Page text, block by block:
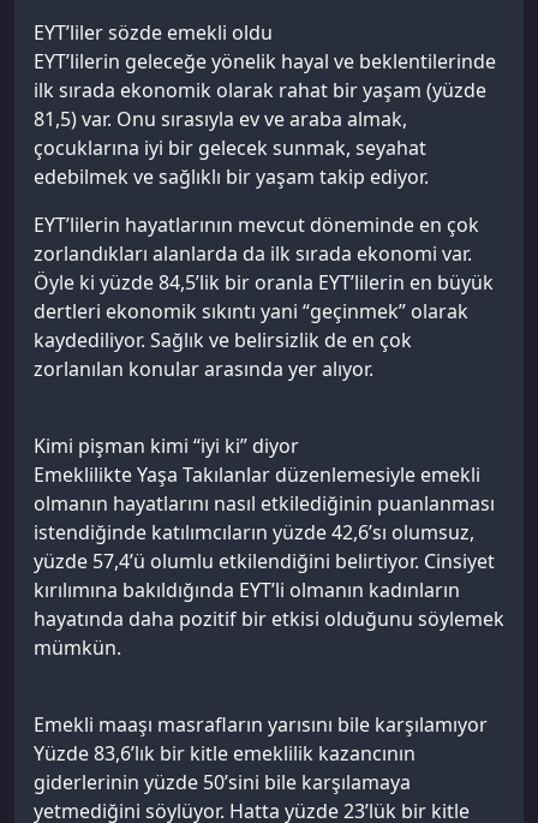
EYT’liler sözde emekli oldu
EYT’lilerin geleceğe yönelik hayal ve beklentilerinde
ilk sırada ekonomik olarak rahat bir yaşam (yüzde
81,5) var. Onu sırasıyla ev ve araba almak,
çocuklarına iyi bir gelecek sunmak, seyahat
edebilmek ve sağlıklı bir yaşam takip ediyor.
EYT’lilerin hayatlarının mevcut döneminde en çok
zorlandıkları alanlarda da ilk sırada ekonomi var.
Öyle ki yüzde 84,5’lik bir oranla EYT’lilerin en büyük
dertleri ekonomik sıkıntı yani “geçinmek” olarak
kaydediliyor. Sağlık ve belirsizlik de en çok
zorlanılan konular arasında yer alıyor.
Kimi pişman kimi “iyi ki” diyor
Emeklilikte Yaşa Takılanlar düzenlemesiyle emekli
olmanın hayatlarını nasıl etkilediğinin puanlanması
istendiğinde katılımcıların yüzde 42,6’sı olumsuz,
yüzde 57,4’ü olumlu etkilendiğini belirtiyor. Cinsiyet
kırılımına bakıldığında EYT’li olmanın kadınların
hayatında daha pozitif bir etkisi olduğunu söylemek
mümkün.
Emekli maaşı masrafların yarısını bile karşılamıyor
Yüzde 83,6’lık bir kitle emeklilik kazancının
giderlerinin yüzde 50’sini bile karşılamaya
yetmediğini söylüyor. Hatta yüzde 23’lük bir kitle